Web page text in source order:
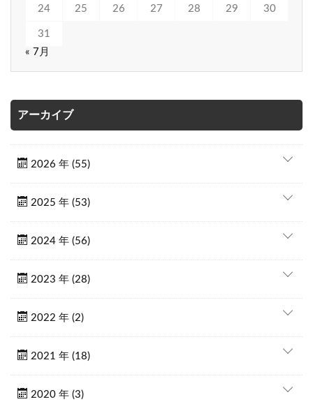
24 25 26 27 28 29 30
31
« 7月
アーカイブ
2026 年 (55)
2025 年 (53)
2024 年 (56)
2023 年 (28)
2022 年 (2)
2021 年 (18)
2020 年 (3)